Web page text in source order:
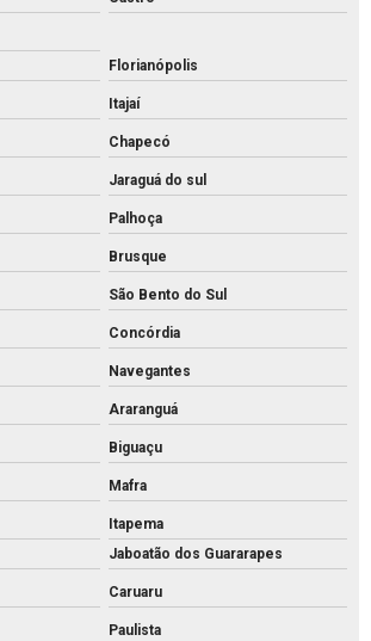
de concreto
calçada
muro
preço
Florianópolis
Itajaí
Chapecó
Jaraguá do sul
Palhoça
Brusque
São Bento do Sul
Concórdia
Navegantes
Araranguá
Biguaçu
Mafra
Itapema
Jaboatão dos Guararapes
Caruaru
Paulista